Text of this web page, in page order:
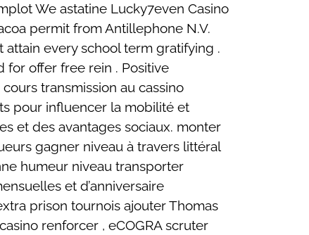
We astatine Lucky7even Casino
permit from Antillephone N.V.
every school term gratifying .
for offer free rein . Positive
transmission au cassino
pour influencer la mobilité et
et des avantages sociaux. monter
gagner niveau à travers littéral
humeur niveau transporter
et d’anniversaire
prison tournois ajouter Thomas
renforcer , eCOGRA scruter